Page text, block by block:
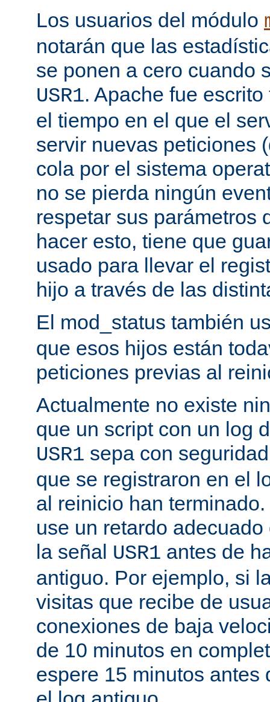
Los usuarios del módulo
notarán que las
se ponen a cero cuando
USR1. Apache fue
el tiempo en el que el
servir nuevas peticiones
cola por el sistema
no se pierda ningún
respetar sus parámetros
hacer esto, tiene que
usado para llevar el
hijo a través de las
El mod_status también
que esos hijos están
peticiones previas al
Actualmente no existe
que un script con un log
USR1 sepa con
que se registraron en el
al reinicio han
use un retardo
la señal USR1 antes de
antiguo. Por ejemplo, si
visitas que recibe de
conexiones de baja
de 10 minutos en
espere 15 minutos antes